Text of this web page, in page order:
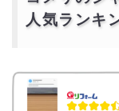
人気ランキ